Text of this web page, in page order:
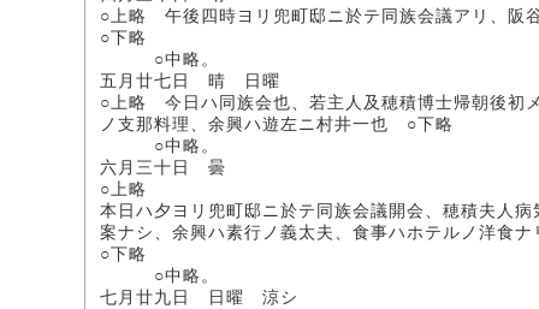
○上略 午後四時ヨリ兜町邸ニ於テ同族会議アリ、阪
○下略
○中略。
五月廿七日 晴 日曜
○上略 今日ハ同族会也、若主人及穂積博士帰朝後初
ノ支那料理、余興ハ遊左ニ村井一也 ○下略
○中略。
六月三十日 曇
○上略
本日ハ夕ヨリ兜町邸ニ於テ同族会議開会、穂積夫人
案ナシ、余興ハ素行ノ義太夫、食事ハホテルノ洋食
○下略
○中略。
七月廿九日 日曜 涼シ